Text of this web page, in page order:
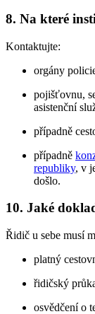
8. Na které
Kontaktujte:
orgány
pojišťovnu,
asistenční
případně
případně
republiky, v
došlo.
10. Jaké
Řidič u sebe musí
platný
řidičský
osvědčení o